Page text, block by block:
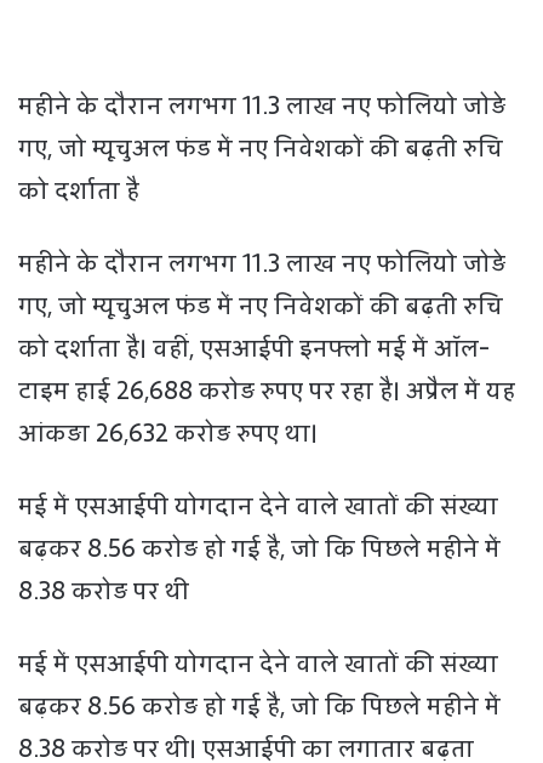
महीने के दौरान लगभग 11.3 लाख नए फोलियो जोड़े
गए, जो म्यूचुअल फंड में नए निवेशकों की बढ़ती रुचि
को दर्शाता है
महीने के दौरान लगभग 11.3 लाख नए फोलियो जोड़े
गए, जो म्यूचुअल फंड में नए निवेशकों की बढ़ती रुचि
को दर्शाता है। वहीं, एसआईपी इनफ्लो मई में ऑल-
टाइम हाई 26,688 करोड़ रुपए पर रहा है। अप्रैल में यह
आंकड़ा 26,632 करोड़ रुपए था।
मई में एसआईपी योगदान देने वाले खातों की संख्या
बढ़कर 8.56 करोड़ हो गई है, जो कि पिछले महीने में
8.38 करोड़ पर थी
मई में एसआईपी योगदान देने वाले खातों की संख्या
बढ़कर 8.56 करोड़ हो गई है, जो कि पिछले महीने में
8.38 करोड़ पर थी। एसआईपी का लगातार बढ़ता